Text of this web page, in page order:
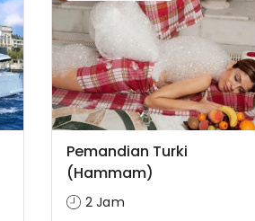
Pemandian Turki
(Hammam)
2 Jam